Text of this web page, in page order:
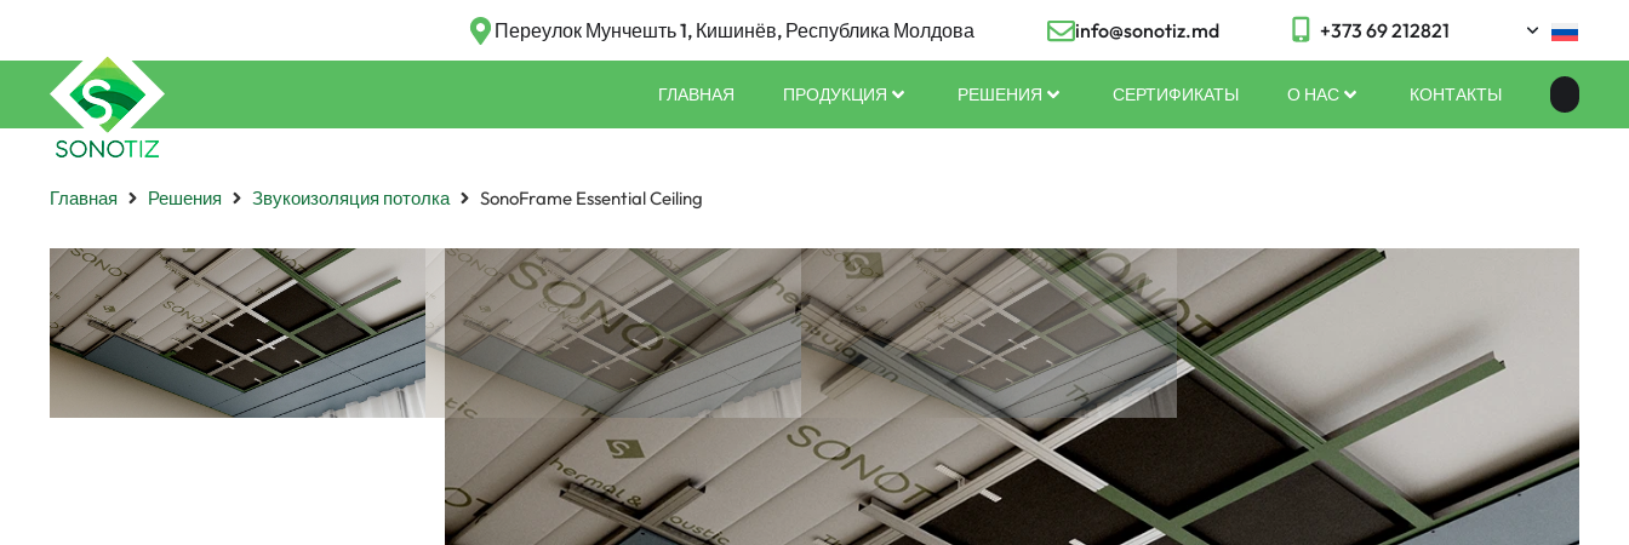
Переулок Мунчешть 1, Кишинёв, Республика Молдова info@sonotiz.md +373 69 212821
ГЛАВНАЯ ПРОДУКЦИЯ РЕШЕНИЯ СЕРТИФИКАТЫ О НАС КОНТАКТЫ
Главная Решения Звукоизоляция потолка SonoFrame Essential Ceiling